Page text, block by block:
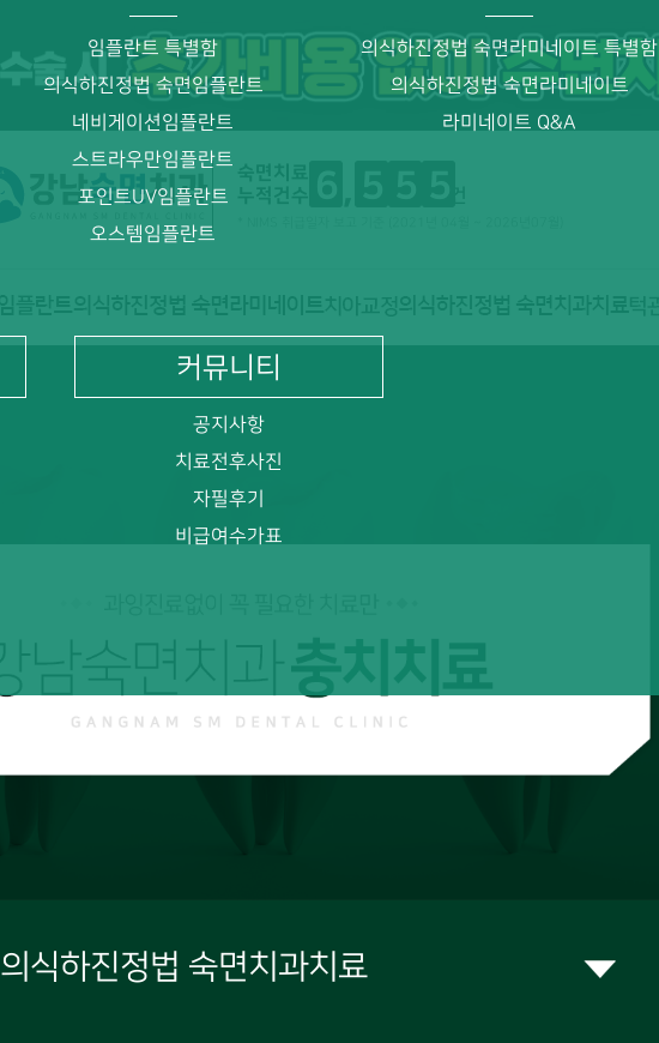
임플란트 특별함
의식하진정법 숙면임플란트
네비게이션임플란트
스트라우만임플란트
포인트UV임플란트
오스템임플란트
의식하진정법 숙면라미네이트 특별함
의식하진정법 숙면라미네이트
라미네이트 Q&A
커뮤니티
공지사항
치료전후사진
자필후기
비급여수가표
의식하진정법 숙면치과치료